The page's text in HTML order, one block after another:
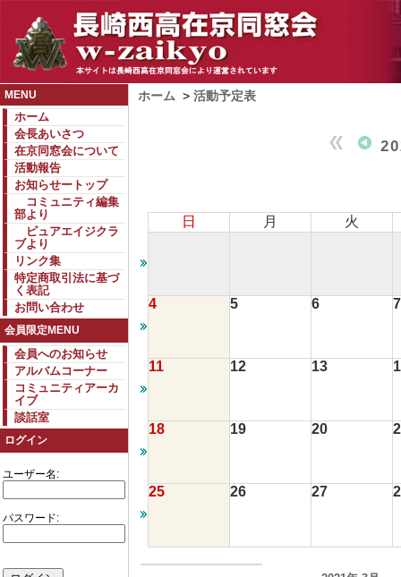
MENU
ホーム
会長あいさつ
在京同窓会について
活動報告
お知らせートップ
コミュニティ編集
部より
ピュアエイジクラ
ブより
リンク集
特定商取引法に基づ
く表記
お問い合わせ
会員限定MENU
会員へのお知らせ
アルバムコーナー
コミュニティアーカ
イブ
談話室
ログイン
ユーザー名:
パスワード:
ホーム > 活動予定表
日 月 火
4 5 6 7
11 12 13
18 19 20
25 26 27